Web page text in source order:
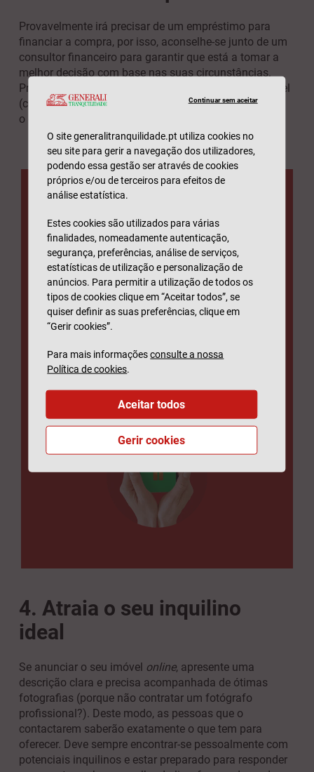
Provavelmente irá precisar de um empréstimo para
financiar a compra, por isso, aconselhe-se junto de um
consultor financeiro para garantir que está a tomar a
melhor decisão com base nas suas circunstâncias.
Precisará de saber que tipo de rendimento é expectável
(com base em estudos de mercado) e como irá pagar
o empréstimo.
Seguro Proteção
​Rendas
Pagamento da rendaem caso de
incapacidade temporária absoluta,
desemprego ou hospitalização do
inquilino.
SABER MAIS
4. Atraia o seu inquilino
ideal
Se anunciar o seu imóvel online, apresente uma
descrição clara e precisa acompanhada de ótimas
fotografias (porque não contratar um fotógrafo
profissional?). Deste modo, as pessoas que o
contactarem saberão exatamente o que tem para
oferecer. Deve sempre encontrar-se pessoalmente com
potenciais inquilinos e estar preparado para responder
Continuar sem aceitar
O site generalitranquilidade.pt utiliza cookies no
seu site para gerir a navegação dos utilizadores,
podendo essa gestão ser através de cookies
próprios e/ou de terceiros para efeitos de
análise estatística.
Estes cookies são utilizados para várias
finalidades, nomeadamente autenticação,
segurança, preferências, análise de serviços,
estatísticas de utilização e personalização de
anúncios. Para permitir a utilização de todos os
tipos de cookies clique em “Aceitar todos”, se
quiser definir as suas preferências, clique em
“Gerir cookies”.
Para mais informaçõesconsulte a nossa
Política de cookies.
Gerir cookies
Aceitar todos